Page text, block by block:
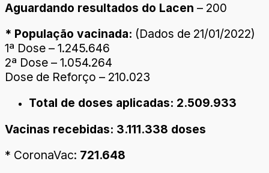
Aguardando resultados do Lacen – 200
* População vacinada: (Dados de 21/01/2022)
1ª Dose – 1.245.646
2ª Dose – 1.054.264
Dose de Reforço – 210.023
Total de doses aplicadas: 2.509.933
Vacinas recebidas: 3.111.338 doses
* CoronaVac: 721.648